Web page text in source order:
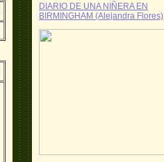
DIARIO DE UNA NIÑERA EN
BIRMINGHAM (Alejandra Flores)